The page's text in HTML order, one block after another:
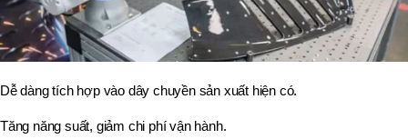
Dễ dàng tích hợp vào dây chuyền sản xuất hiện có.
Tăng năng suất, giảm chi phí vận hành.